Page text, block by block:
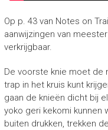
Op p. 43 van Notes on
aanwijzingen van
verkrijgbaar.
De voorste knie moet de
trap in het kruis kunt
gaan de knieën dicht bij
yoko geri kekomi kunnen
buiten drukken, trekken